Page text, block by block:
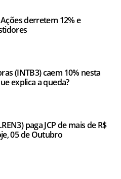
derretem 12% e
(INTB3) caem 10% nesta
explica a queda?
paga JCP de mais de R$
05 de Outubro